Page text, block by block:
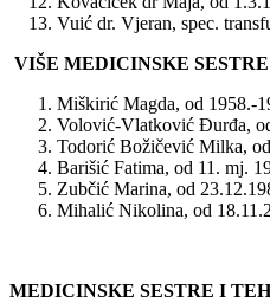
Vuić dr. Vjeran, spec.
VIŠE MEDICINSKE
Miškirić Magda, od 1958.-
Volović-Vlatković Ðurđa,
Todorić Božičević Milka,
Barišić Fatima, od 11. mj.
Zubčić Marina, od
Mihalić Nikolina, od
MEDICINSKE SESTRE I